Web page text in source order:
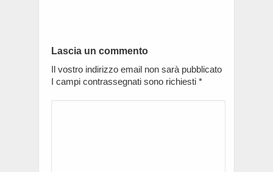
Lascia un commento
Il vostro indirizzo email non sarà pubblicato
I campi contrassegnati sono richiesti *